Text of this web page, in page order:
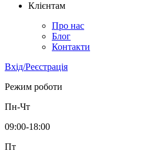
Клієнтам
Про нас
Блог
Контакти
Вхід/Реєстрація
Режим роботи
Пн-Чт
09:00-18:00
Пт